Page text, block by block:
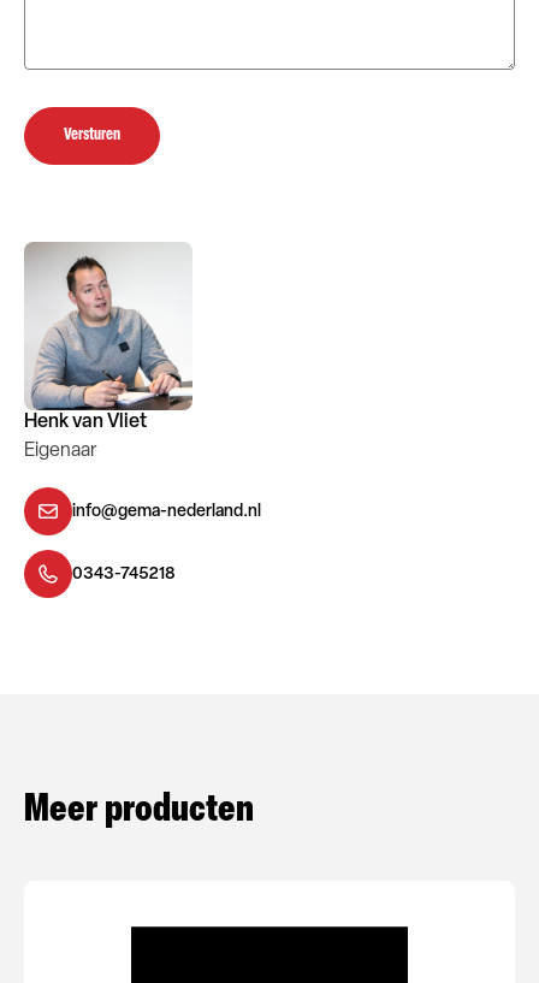
Henk van Vliet
Eigenaar
info@gema-nederland.nl
0343-745218
Versturen
Meer producten